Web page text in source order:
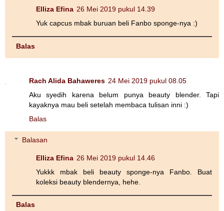
Elliza Efina 26 Mei 2019 pukul 14.39
Yuk capcus mbak buruan beli Fanbo sponge-nya :)
Balas
Rach Alida Bahaweres 24 Mei 2019 pukul 08.05
Aku syedih karena belum punya beauty blender. Tapi
kayaknya mau beli setelah membaca tulisan inni :)
Balas
Balasan
Elliza Efina 26 Mei 2019 pukul 14.46
Yukkk mbak beli beauty sponge-nya Fanbo. Buat
koleksi beauty blendernya, hehe.
Balas